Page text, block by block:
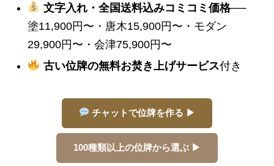
文字入れ・全国送料込みコミコミ価格──
塗11,900円〜・唐木15,900円〜・モダン
29,900円〜・会津75,900円〜
古い位牌の無料お焚き上げサービス付き
チャットで位牌を作る ▶
100種類以上の位牌から選ぶ ▶